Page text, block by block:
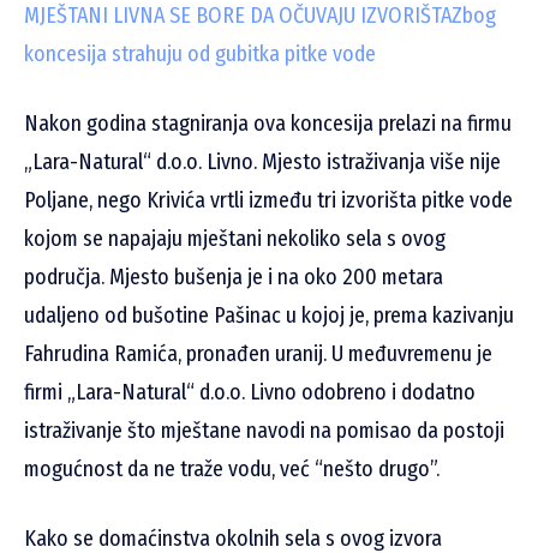
MJEŠTANI LIVNA SE BORE DA OČUVAJU IZVORIŠTAZbog
koncesija strahuju od gubitka pitke vode
Nakon godina stagniranja ova koncesija prelazi na firmu
„Lara-Natural“ d.o.o. Livno. Mjesto istraživanja više nije
Poljane, nego Krivića vrtli između tri izvorišta pitke vode
kojom se napajaju mještani nekoliko sela s ovog
područja. Mjesto bušenja je i na oko 200 metara
udaljeno od bušotine Pašinac u kojoj je, prema kazivanju
Fahrudina Ramića, pronađen uranij. U međuvremenu je
firmi „Lara-Natural“ d.o.o. Livno odobreno i dodatno
istraživanje što mještane navodi na pomisao da postoji
mogućnost da ne traže vodu, već “nešto drugo”.
Kako se domaćinstva okolnih sela s ovog izvora